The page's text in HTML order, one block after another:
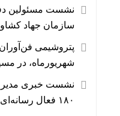
نشست مسئولین
سازمان جهاد
پتروشیمی
شهریورماه، در
نشست خبری
۱۸۰ فعال رسانه‌ای برگزار شد